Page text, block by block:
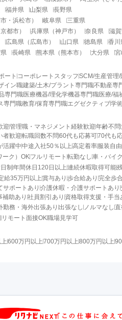
福井県 山梨県 長野県
・ 浜松市） 岐阜県 三重県
京都市） 兵庫県 （神戸市） 奈良県 滋
広島県 （ 広島市） 山口県 徳島県 香川
長崎県 熊本県 （熊本市） 大分県 宮
ート コーポレートスタッフSCM/生産管理
イン職建築/土木/プラント専門職不動産専
専門職 医療機器/理化学機器専門職 医療/福
専門職教育/保育専門職エグゼクティブ学
迎管理職・マネジメント経験歓迎年齢不問
者歓迎転職回数不問60代も応募可70代も
活躍中中途入社50％以上高定着率服装自由
ーク）OK フルリモート 転勤なし 車・バイ
制年間休日120日以上連続休暇取得可能
給35万円以上賞与あり 歩合給あり 完全歩
サポートあり 介護休暇・介護サポートあり
助あり 社員割引あり 資格取得支援・手当
勤務・海外出張あり 出張なし ノルマなし
リモート面接OK職場見学可
600万円以上700万円以上800万円以上